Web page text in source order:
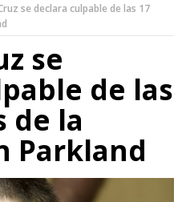
se declara culpable de las 17
se
de las
de la
Parkland